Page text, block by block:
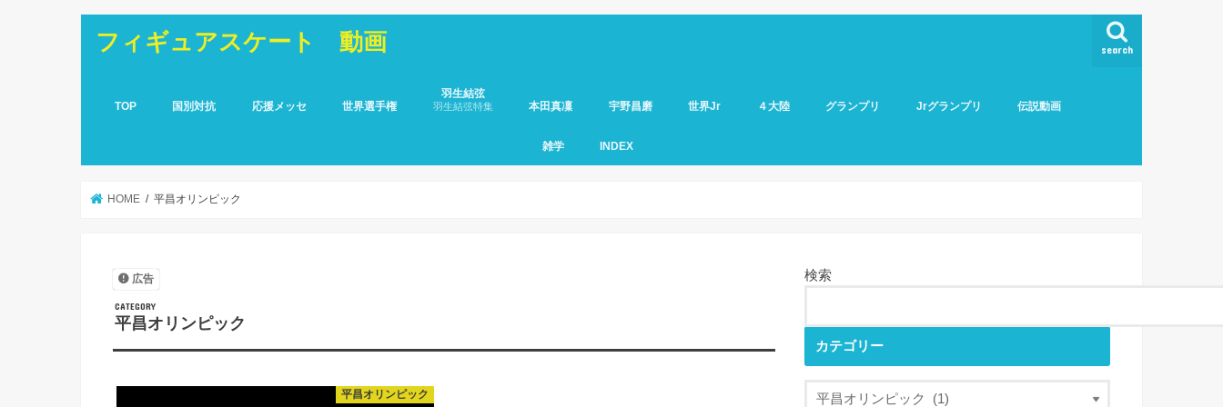
フィギュアスケート 動画 search
TOP 国別対抗 応援メッセ 世界選手権
羽生結弦
羽生結弦特集 本田真凜 宇野昌磨 世界Jr ４大陸 グランプリ Jrグランプリ 伝説動画
雑学 INDEX
HOME 平昌オリンピック
広告
平昌オリンピック
平昌オリンピック
検索
カテゴリー